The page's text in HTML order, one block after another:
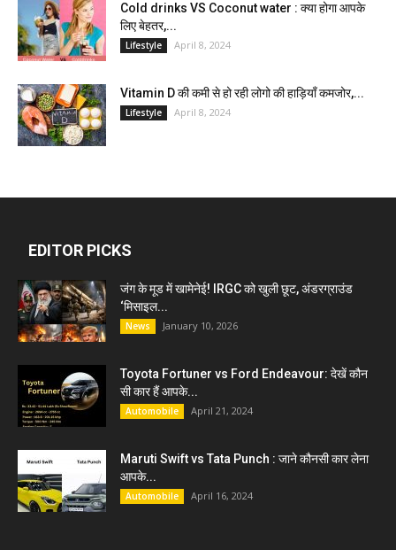
Cold drinks VS Coconut water : क्या होगा आपके
लिए बेहतर,...
Lifestyle April 8, 2024
Vitamin D की कमी से हो रही लोगो की हाड़ियाँ कमजोर,...
Lifestyle April 8, 2024
EDITOR PICKS
जंग के मूड में खामेनेई! IRGC को खुली छूट, अंडरग्राउंड
‘मिसाइल...
News January 10, 2026
Toyota Fortuner vs Ford Endeavour: देखें कौन
सी कार हैं आपके...
Automobile April 21, 2024
Maruti Swift vs Tata Punch : जाने कौनसी कार लेना
आपके...
Automobile April 16, 2024